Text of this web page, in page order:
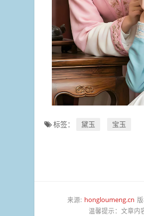
标签： 黛玉 宝玉
来源: hongloumeng.cn
温馨提示：文章内